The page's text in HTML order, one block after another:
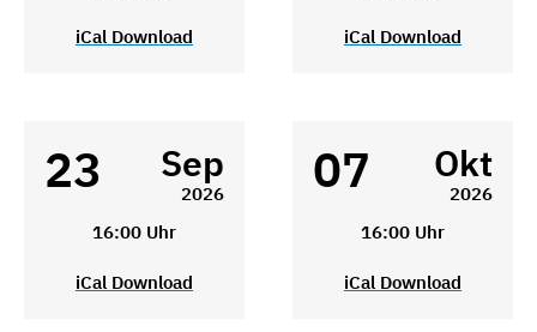
iCal Download iCal Download
23 Sep
2026
16:00 Uhr
iCal Download
07 Okt
2026
16:00 Uhr
iCal Download